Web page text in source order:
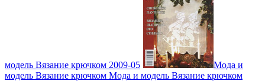
модель Вязание крючком 2009-05
Мода и
модель Вязание крючком Мода и модель Вязание крючком